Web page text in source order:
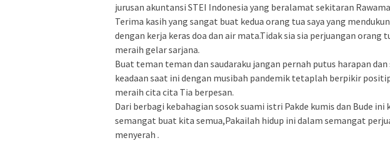
jurusan akuntansi STEI Indonesia yang beralamat sekitaran
Terima kasih yang sangat buat kedua orang tua saya yang
dengan kerja keras doa dan air mata.Tidak sia sia perjuangan orang
meraih gelar sarjana.
Buat teman teman dan saudaraku jangan pernah putus harapan
keadaan saat ini dengan musibah pandemik tetaplah berpikir
meraih cita cita Tia berpesan.
Dari berbagi kebahagian sosok suami istri Pakde kumis dan Bude ini
semangat buat kita semua,Pakailah hidup ini dalam semangat
menyerah .